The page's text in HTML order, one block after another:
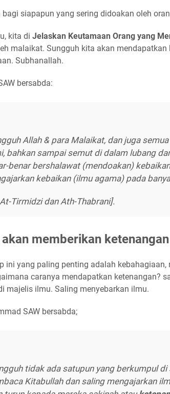
bagi siapapun yang sering didoakan oleh
kita di Jelaskan Keutamaan Orang yang
malaikat. Sungguh kita akan
Subhanallah.
bersabda:
Allah & para Malaikat, dan juga
bahkan sampai semut di dalam lubang
benar bershalawat (mendoakan)
kebaikan (ilmu agama) pada
Tirmidzi dan Ath-Thabrani].
memberikan
ini yang paling penting adalah
caranya mendapatkan ketenangan?
majelis ilmu. Saling menyebarkan ilmu.
SAW bersabda;
tidak ada satupun yang berkumpul
Kitabullah dan saling mengajarkan